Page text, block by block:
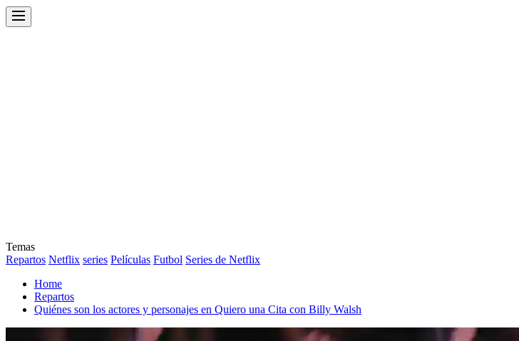
Menu
Temas
Repartos Netflix series Películas Futbol Series de Netflix
Home
Repartos
Quiénes son los actores y personajes en Quiero una Cita con Billy Walsh